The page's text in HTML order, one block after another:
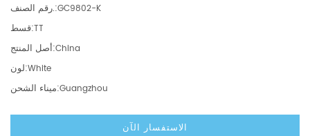
رقم الصنف.:GC9802-K
قسط:TT
أصل المنتج:China
لون:White
ميناء الشحن:Guangzhou
الاستفسار الآن